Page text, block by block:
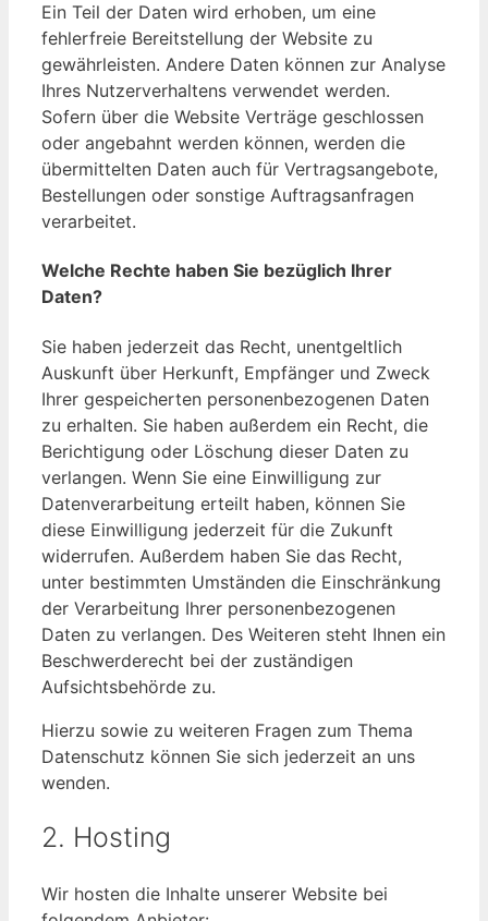
Ein Teil der Daten wird erhoben, um eine
fehlerfreie Bereitstellung der Website zu
gewährleisten. Andere Daten können zur Analyse
Ihres Nutzerverhaltens verwendet werden.
Sofern über die Website Verträge geschlossen
oder angebahnt werden können, werden die
übermittelten Daten auch für Vertragsangebote,
Bestellungen oder sonstige Auftragsanfragen
verarbeitet.
Welche Rechte haben Sie bezüglich Ihrer
Daten?
Sie haben jederzeit das Recht, unentgeltlich
Auskunft über Herkunft, Empfänger und Zweck
Ihrer gespeicherten personenbezogenen Daten
zu erhalten. Sie haben außerdem ein Recht, die
Berichtigung oder Löschung dieser Daten zu
verlangen. Wenn Sie eine Einwilligung zur
Datenverarbeitung erteilt haben, können Sie
diese Einwilligung jederzeit für die Zukunft
widerrufen. Außerdem haben Sie das Recht,
unter bestimmten Umständen die Einschränkung
der Verarbeitung Ihrer personenbezogenen
Daten zu verlangen. Des Weiteren steht Ihnen ein
Beschwerderecht bei der zuständigen
Aufsichtsbehörde zu.
Hierzu sowie zu weiteren Fragen zum Thema
Datenschutz können Sie sich jederzeit an uns
wenden.
2. Hosting
Wir hosten die Inhalte unserer Website bei